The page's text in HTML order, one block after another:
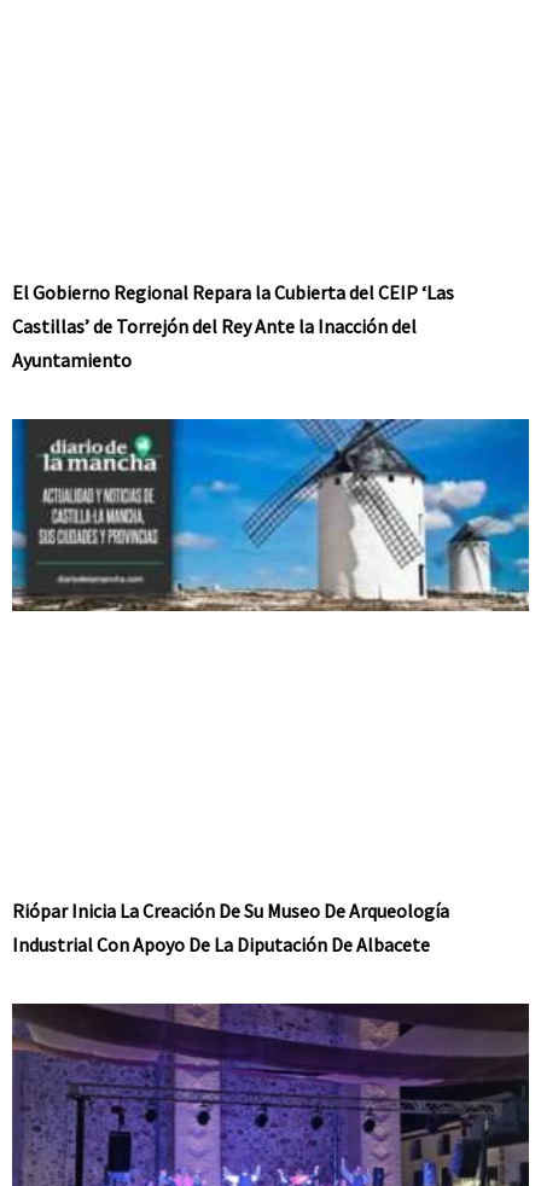
El Gobierno Regional Repara la Cubierta del CEIP ‘Las
Castillas’ de Torrejón del Rey Ante la Inacción del
Ayuntamiento
Riópar Inicia La Creación De Su Museo De Arqueología
Industrial Con Apoyo De La Diputación De Albacete